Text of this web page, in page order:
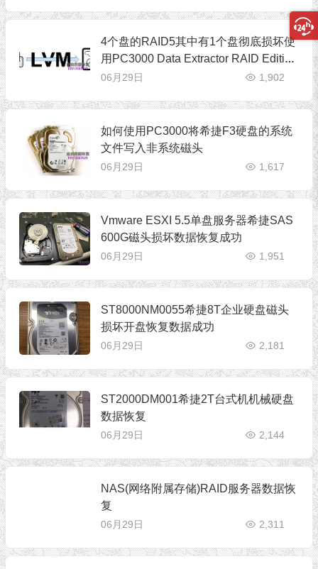
4个盘的RAID5其中有1个盘彻底损坏使
用PC3000 Data Extractor RAID Edition
版进行恢复
06月29日 1,902
如何使用PC3000将希捷F3硬盘的系统
文件写入非系统磁头
06月29日 1,617
Vmware ESXI 5.5单盘服务器希捷SAS
600G磁头损坏数据恢复成功
06月29日 1,951
ST8000NM0055希捷8T企业硬盘磁头
损坏开盘恢复数据成功
06月29日 2,181
ST2000DM001希捷2T台式机机械硬盘
数据恢复
06月29日 2,144
NAS(网络附属存储)RAID服务器数据恢
复
06月29日 2,311